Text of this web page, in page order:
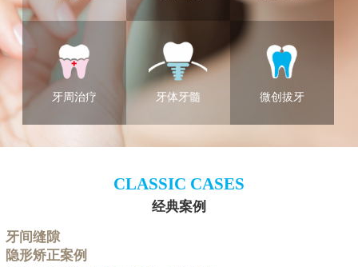
牙周治疗 牙体牙髓 微创拔牙
CLASSIC CASES
经典案例
牙间缝隙
隐形矫正案例